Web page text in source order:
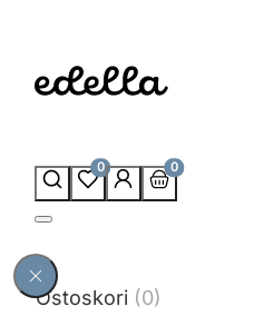
0 0
Ostoskori (0)